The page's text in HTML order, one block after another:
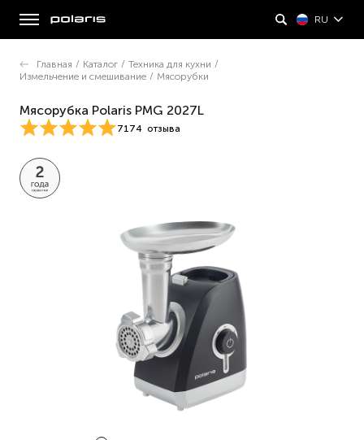
RU
Главная / Каталог / Техника для кухни /
Измельчение и смешивание / Мясорубки
Мясорубка Polaris PMG 2027L
7174 отзыва